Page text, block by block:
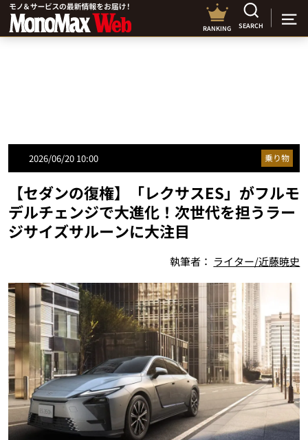
RANKING SEARCH
2026/06/20 10:00 乗り物
【セダンの復権】「レクサスES」がフルモ
デルチェンジで大進化！次世代を担うラー
ジサイズサルーンに大注目
執筆者： ライター/近藤暁史